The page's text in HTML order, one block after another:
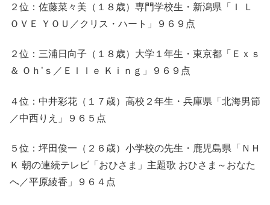
２位：佐藤菜々美（１８歳）専門学校生・新潟県「Ｉ Ｌ
ＯＶＥ ＹＯＵ／クリス・ハート」９６９点
２位：三浦日向子（１８歳）大学１年生・東京都「Ｅｘｓ
＆ Ｏｈ’ｓ／Ｅｌｌｅ Ｋｉｎｇ」９６９点
４位：中井彩花（１７歳）高校２年生・兵庫県「北海男節
／中西りえ」９６５点
５位：坪田俊一（２６歳）小学校の先生・鹿児島県「ＮＨ
Ｋ 朝の連続テレビ「おひさま」主題歌 おひさま～おなた
へ／平原綾香」９６４点